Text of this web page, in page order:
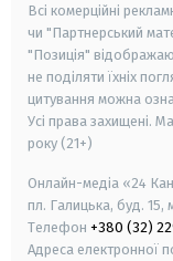
Всі комерційні
чи "Партнерський
"Позиція"
не поділяти їхніх
цитування можна
Усі права захищені.
року (21+)
Онлайн-медіа «24
пл. Галицька, буд. 15,
Телефон +380 (32)
Адреса електронної